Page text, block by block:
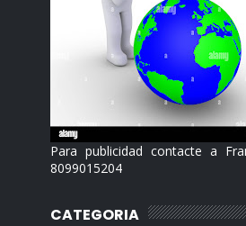
Para publicidad contacte a
8099015204
CATEGORIA